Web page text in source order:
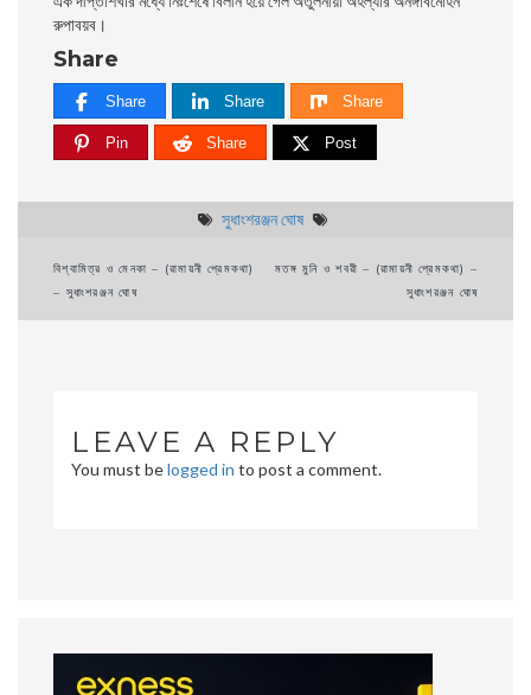
রুপাবয়ব।
Share
Share Share Share
Pin Share Post
সুধাংশরঞ্জন ঘোষ
Post
navigation
বিশ্বামিত্র ও মেনকা – (রামায়নী প্রেমকথা)
– সুধাংশরঞ্জন ঘোষ
মতঙ্গ মুনি ও শবরী – (রামায়নী প্রেমকথা) –
সুধাংশরঞ্জন ঘোষ
LEAVE A REPLY
You must belogged in to post a comment.